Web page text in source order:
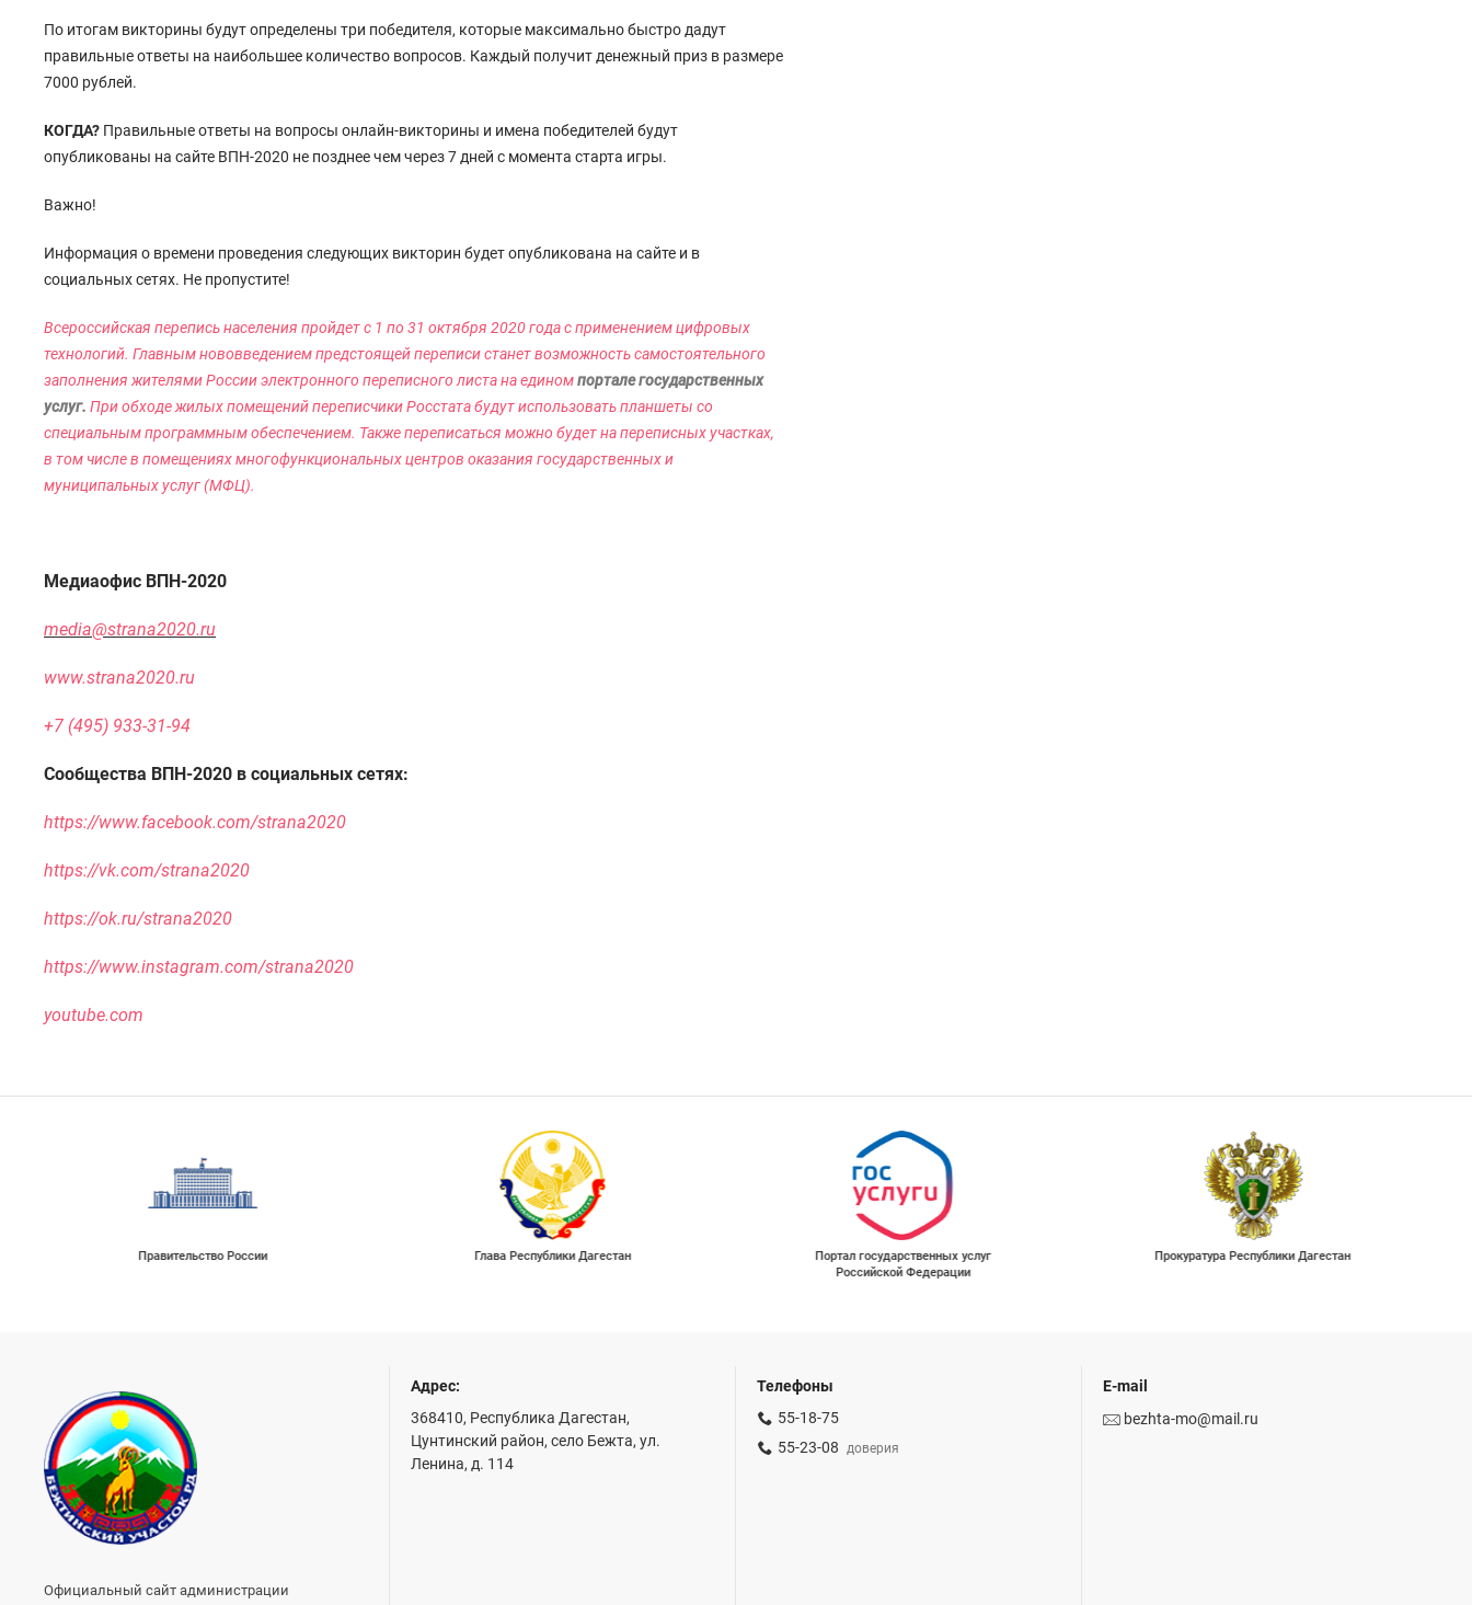
По итогам викторины будут определены три победителя, которые максимально быстро дадут
правильные ответы на наибольшее количество вопросов. Каждый получит денежный приз в размере
7000 рублей.
КОГДА? Правильные ответы на вопросы онлайн-викторины и имена победителей будут
опубликованы на сайте ВПН-2020 не позднее чем через 7 дней с момента старта игры.
Важно!
Информация о времени проведения следующих викторин будет опубликована на сайте и в
социальных сетях. Не пропустите!
Всероссийская перепись населения пройдет с 1 по 31 октября 2020 года с применением цифровых
технологий. Главным нововведением предстоящей переписи станет возможность самостоятельного
заполнения жителями России электронного переписного листа на единомпортале государственных
услуг. При обходе жилых помещений переписчики Росстата будут использовать планшеты со
специальным программным обеспечением. Также переписаться можно будет на переписных участках,
в том числе в помещениях многофункциональных центров оказания государственных и
муниципальных услуг (МФЦ).
Медиаофис ВПН-2020
media@strana2020.ru
www.strana2020.ru
+7 (495) 933-31-94
Сообщества ВПН-2020 в социальных сетях:
https://www.facebook.com/strana2020
https://vk.com/strana2020
https://ok.ru/strana2020
https://www.instagram.com/strana2020
youtube.com
Правительство России Глава Республики Дагестан
Портал государственных услуг
Российской Федерации
Прокуратура Республики Дагестан
Официальный сайт администрации
Адрес:
368410, Республика Дагестан,
Цунтинский район, село Бежта, ул.
Ленина, д. 114
Телефоны
55-18-75
55-23-08 доверия
E-mail
bezhta-mo@mail.ru